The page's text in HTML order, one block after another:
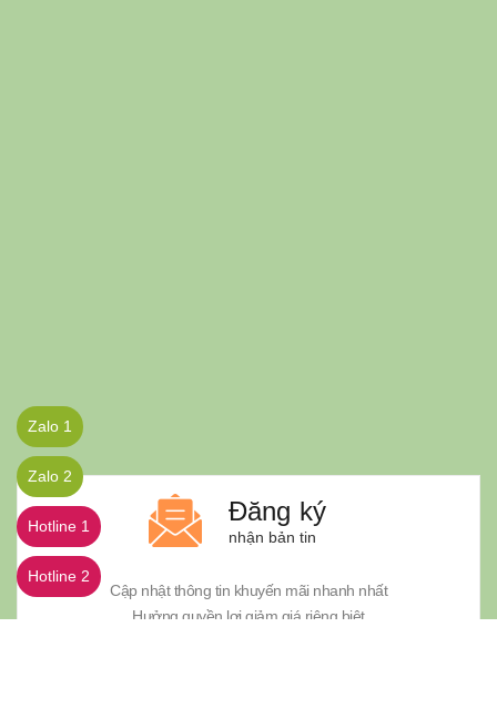
Đăng ký
nhận bản tin
Cập nhật thông tin khuyến mãi nhanh nhất
Hưởng quyền lợi giảm giá riêng biệt
Hotline 1
Hotline 2
Zalo 1
Zalo 2